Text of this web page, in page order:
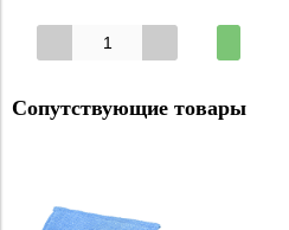
Сопутствующие товары